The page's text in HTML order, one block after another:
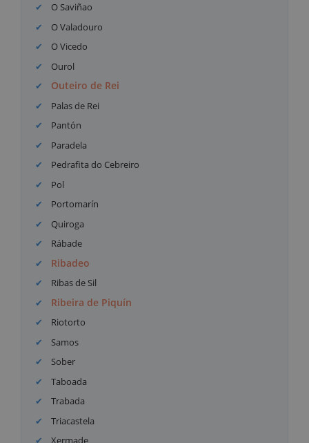
O Saviñao
O Valadouro
O Vicedo
Ourol
Outeiro de Rei
Palas de Rei
Pantón
Paradela
Pedrafita do Cebreiro
Pol
Portomarín
Quiroga
Rábade
Ribadeo
Ribas de Sil
Ribeira de Piquín
Riotorto
Samos
Sober
Taboada
Trabada
Triacastela